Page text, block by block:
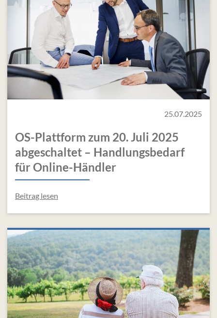
25.07.2025
OS-Plattform zum 20. Juli 2025
abgeschaltet – Handlungsbedarf
für Online-Händler
Beitrag lesen